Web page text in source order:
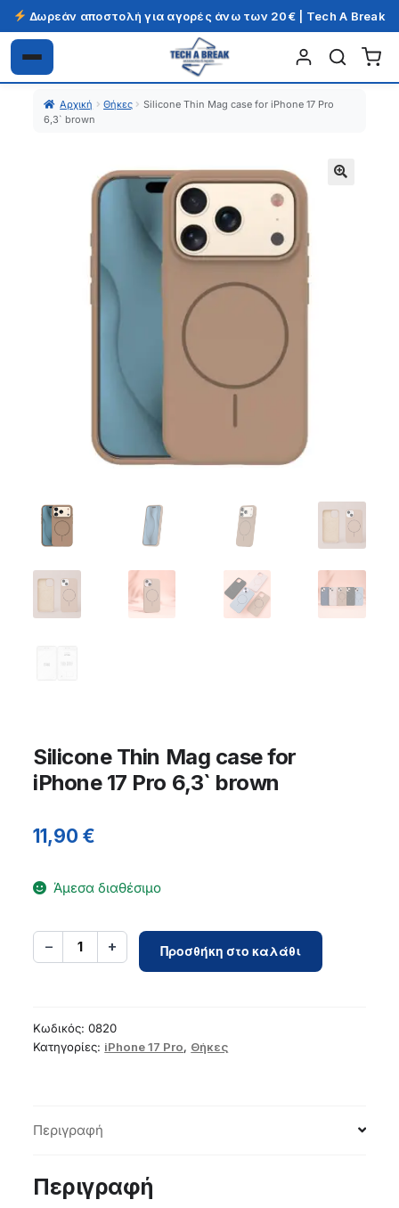
Δωρεάν αποστολή για αγορές άνω των 20€ | Tech A Break
Απευθείας
μετάβαση
πλοήγηση
Μετάβαση
σε
περιεχόμενο
Αρχική Θήκες
Silicone Thin Mag case for iPhone 17 Pro
6,3` brown
Silicone Thin Mag case for
iPhone 17 Pro 6,3` brown
11,90€
Άμεσα διαθέσιμο
− 1 +
Silicone
Thin
iPhone
Προσθήκη στο καλάθι
Κωδικός:0820
Κατηγορίες: iPhone 17 Pro, Θήκες
Περιγραφή
Περιγραφή